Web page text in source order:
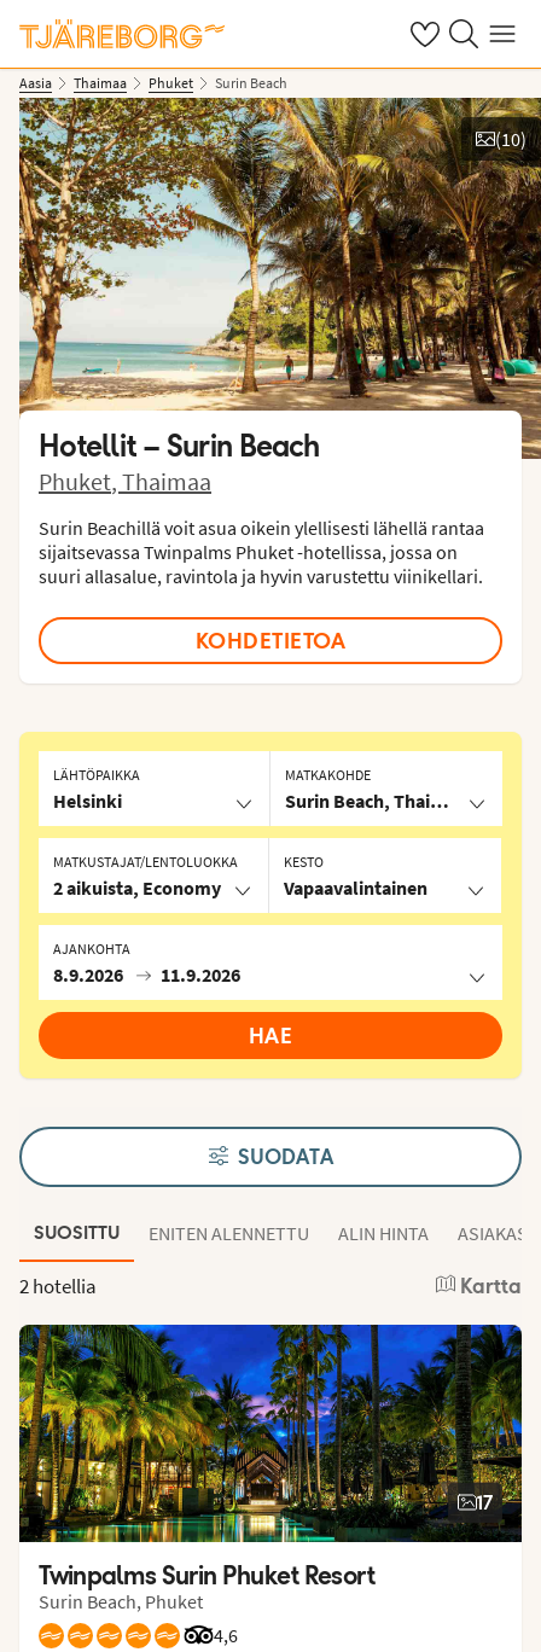
OmatHaku Valikko
Aasia Thaimaa Phuket Surin Beach
Näytä kuvia
(10)
Hotellit – Surin Beach
Phuket, Thaimaa
Surin Beachillä voit asua oikein ylellisesti lähellä rantaa
sijaitsevassa Twinpalms Phuket -hotellissa, jossa on
suuri allasalue, ravintola ja hyvin varustettu viinikellari.
KOHDETIETOA
LÄHTÖPAIKKA
Helsinki
MATKAKOHDE
Surin Beach, Thaimaa
KESTO
Vapaavalintainen
AJANKOHTA
8.9.2026 11.9.2026
MATKUSTAJAT/LENTOLUOKKA
2 aikuista, Economy
HAE
SUODATA
SUOSITTU ENITEN ALENNETTU ALIN HINTA
2 hotellia Kartta
17
Twinpalms Surin Phuket Resort
Surin Beach, Phuket
4,6
Arvostelut Tripadvisorista: 4.6 of 5